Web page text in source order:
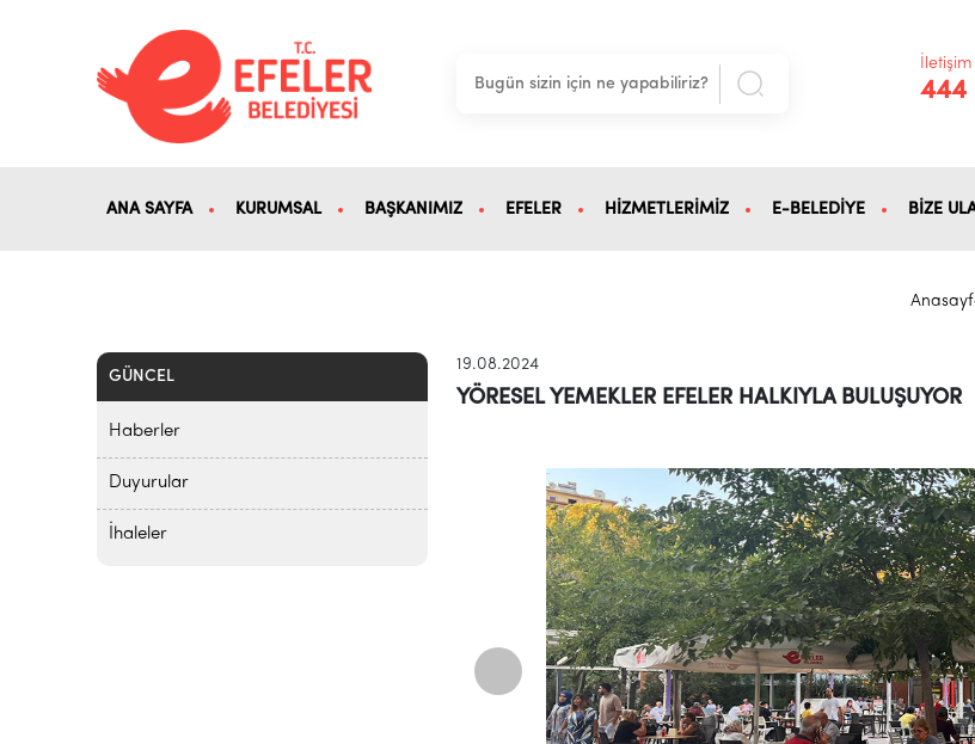
444
ANA SAYFA KURUMSAL BAŞKANIMIZ EFELER HİZMETLERİMİZ E-BELEDİYE BİZE
GÜNCEL
Haberler
Duyurular
İhaleler
19.08.2024
YÖRESEL YEMEKLER EFELER HALKIYLA BULUŞUYOR